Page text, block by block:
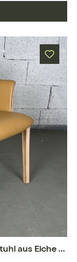
Andreu World Adela Rex Polsterstuhl aus Eiche mit Kunstleder